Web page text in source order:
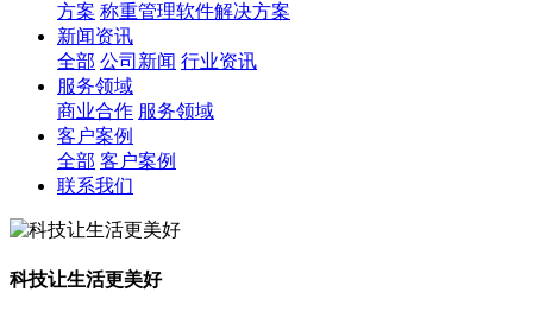
方案 称重管理软件解决方案
新闻资讯
全部 公司新闻 行业资讯
服务领域
商业合作 服务领域
客户案例
全部 客户案例
联系我们
科技让生活更美好